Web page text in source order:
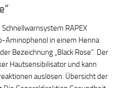
RAPEX
Aminophenol in einem Henna
Bezeichnung „Black Rose“. Der
Hautsensibilisator und kann
auslösen. Übersicht der